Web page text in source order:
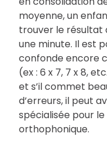
moyenne, un
trouver le résultat
une minute. Il est
confonde encore
(ex : 6 x 7, 7 x 8,
et s’il commet
d’erreurs, il peut
spécialisée pour le
orthophonique.